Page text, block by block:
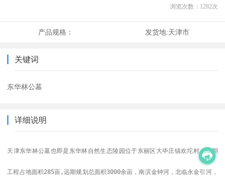
浏览次数： 1282次
产品规格： 发货地:天津市
关键词
东华林公墓
详细说明
天津东华林公墓也即是东华林自然生态陵园位于东丽区大毕庄镇欢坨村，首期
工程占地面积285亩,远期规划总面积3000余亩，南滨金钟河，北临永金引河，